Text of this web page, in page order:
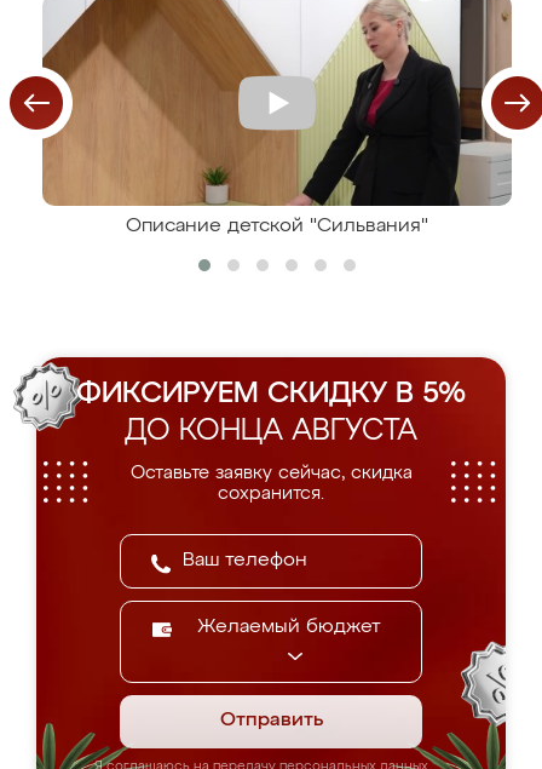
Описание детской "Сильвания"
ФИКСИРУЕМ СКИДКУ В 5%
ДО КОНЦА АВГУСТА
Оставьте заявку сейчас, скидка
сохранится.
Желаемый бюджет
Отправить
Я соглашаюсь на передачу персональных данных